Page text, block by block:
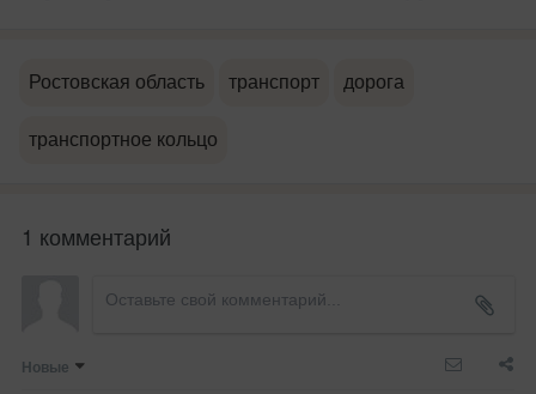
Ростовская область транспорт дорога
транспортное кольцо
1 комментарий
Новые